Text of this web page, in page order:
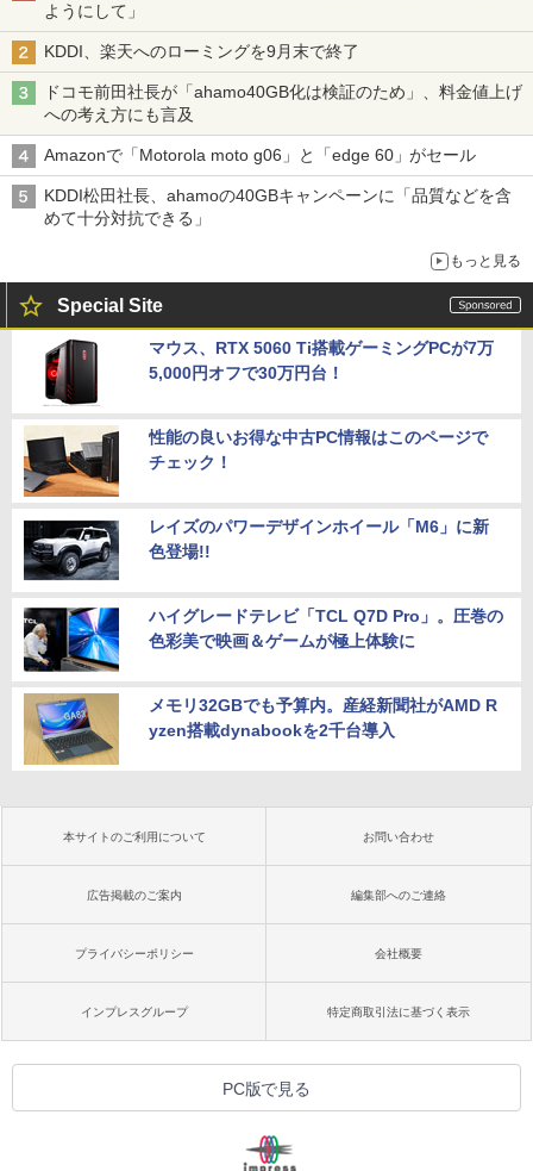
ようにして」
KDDI、楽天へのローミングを9月末で終了
ドコモ前田社長が「ahamo40GB化は検証のため」、料金値上げ
への考え方にも言及
Amazonで「Motorola moto g06」と「edge 60」がセール
KDDI松田社長、ahamoの40GBキャンペーンに「品質などを含
めて十分対抗できる」
もっと見る
Special Site
マウス、RTX 5060 Ti搭載ゲーミングPCが7万
5,000円オフで30万円台！
性能の良いお得な中古PC情報はこのページで
チェック！
レイズのパワーデザインホイール「M6」に新
色登場!!
ハイグレードテレビ「TCL Q7D Pro」。圧巻の
色彩美で映画＆ゲームが極上体験に
メモリ32GBでも予算内。産経新聞社がAMD R
yzen搭載dynabookを2千台導入
本サイトのご利用について お問い合わせ
広告掲載のご案内 編集部へのご連絡
プライバシーポリシー 会社概要
インプレスグループ 特定商取引法に基づく表示
PC版で見る